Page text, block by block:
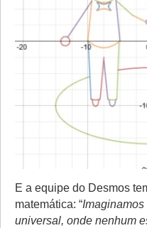
E a equipe do Desmos
matemática: “
universal, onde nenhum